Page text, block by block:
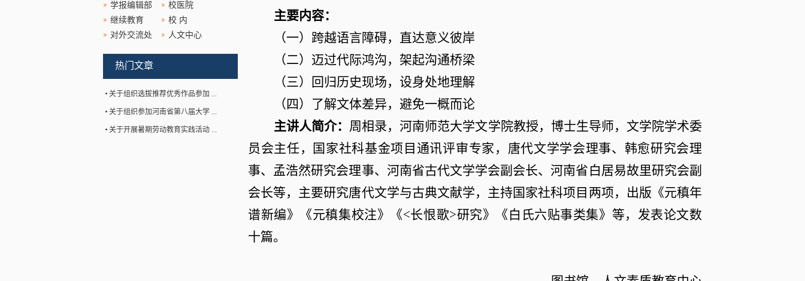
学报编辑部
校医院
继续教育
校 内
对外交流处
人文中心
热门文章
关于组织选拔推荐优秀作品参加 ...
关于组织参加河南省第八届大学 ...
关于开展暑期劳动教育实践活动 ...
主要内容：
（一）跨越语言障碍，直达意义彼岸
（二）迈过代际鸿沟，架起沟通桥梁
（三）回归历史现场，设身处地理解
（四）了解文体差异，避免一概而论
主讲人简介： 周相录，河南师范大学文学院教授，博士生导师，文学院学术委
员会主任，国家社科基金项目通讯评审专家，唐代文学学会理事、韩愈研究会理
事、孟浩然研究会理事、河南省古代文学学会副会长、河南省白居易故里研究会副
会长等，主要研究唐代文学与古典文献学，主持国家社科项目两项，出版《元稹年
谱新编》《元稹集校注》《<长恨歌>研究》《白氏六贴事类集》等，发表论文数
十篇。